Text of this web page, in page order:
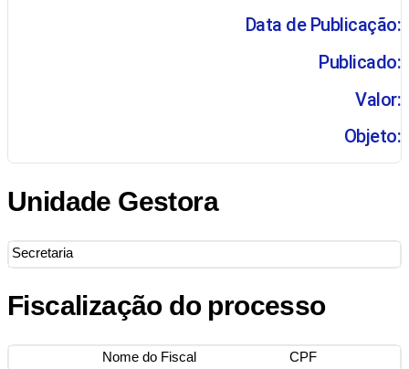
Data de Publicação:
Publicado:
Valor:
Objeto:
Unidade Gestora
Secretaria
Fiscalização do processo
Nome do Fiscal CPF